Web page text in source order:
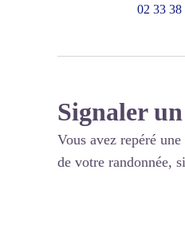
02 33 38
Signaler
Vous avez repéré
de votre randonnée,